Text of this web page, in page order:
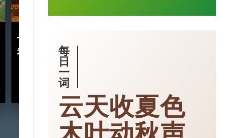
十五五规划｜五年规划 藏
着什么中国“治”慧？
每
日
一
词
云天收夏色